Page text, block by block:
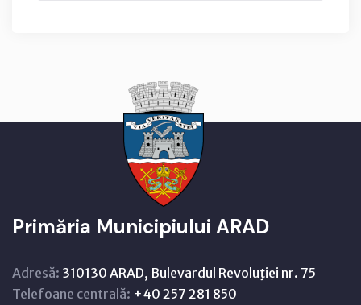
Primăria Municipiului ARAD
Adresă: 310130 ARAD, Bulevardul Revoluţiei nr. 75
Telefoane centrală: +40 257 281 850